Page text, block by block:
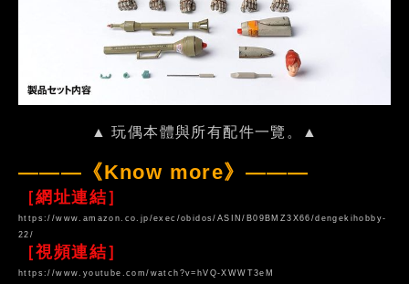
▲ 玩偶本體與所有配件一覽。▲
———《Know more》———
［網址連結］
https://www.amazon.co.jp/exec/obidos/ASIN/B09BMZ3X66/dengekihobby-
22/
［視頻連結］
https://www.youtube.com/watch?v=hVQ-XWWT3eM